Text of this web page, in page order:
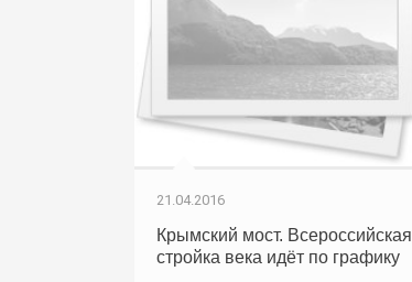
21.04.2016
Крымский мост. Всероссийская
стройка века идёт по графику